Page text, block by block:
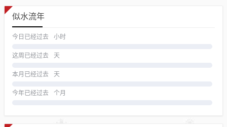
似水流年
今日已经过去 小时
这周已经过去 天
本月已经过去 天
今年已经过去 个月